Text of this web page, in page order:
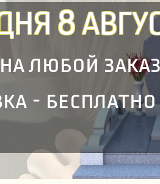
8
на любой
- бесплатно